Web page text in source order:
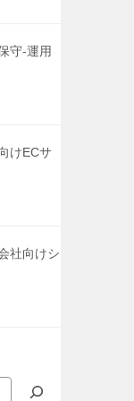
守-運用
けECサ
社向けシ